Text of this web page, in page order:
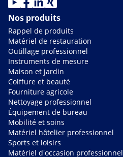
Nos produits
Rappel de produits
Matériel de restauration
Outillage professionnel
Instruments de mesure
Maison et jardin
Coiffure et beauté
Fourniture agricole
Nettoyage professionnel
Équipement de bureau
Mobilité et soins
Matériel hôtelier professionnel
Sports et loisirs
Matériel d'occasion professionnel